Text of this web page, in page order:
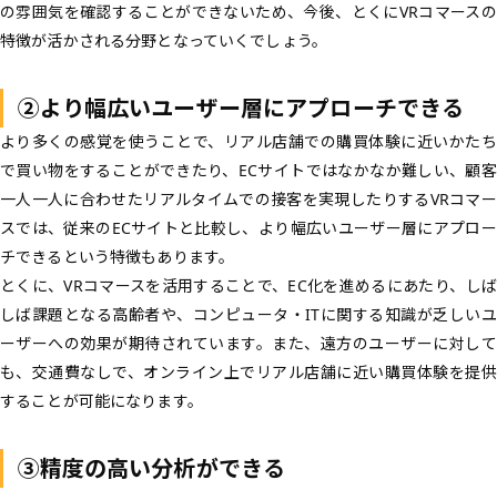
の雰囲気を確認することができないため、今後、とくにVRコマースの
特徴が活かされる分野となっていくでしょう。
②より幅広いユーザー層にアプローチできる
より多くの感覚を使うことで、リアル店舗での購買体験に近いかたち
で買い物をすることができたり、ECサイトではなかなか難しい、顧客
一人一人に合わせたリアルタイムでの接客を実現したりするVRコマー
スでは、従来のECサイトと比較し、より幅広いユーザー層にアプロー
チできるという特徴もあります。
とくに、VRコマースを活用することで、EC化を進めるにあたり、しば
しば課題となる高齢者や、 コンピュータ・ITに関する知識が乏しいユ
ーザーへの効果が期待されています。また、 遠方のユーザーに対して
も、交通費なしで、オンライン上でリアル店舗に近い購買体験を提供
することが可能になります。
③精度の高い分析ができる